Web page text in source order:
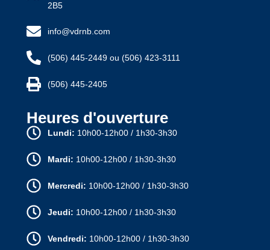
2B5
info@vdrnb.com
(506) 445-2449 ou (506) 423-3111
(506) 445-2405
Heures d'ouverture
Lundi: 10h00-12h00 / 1h30-3h30
Mardi: 10h00-12h00 / 1h30-3h30
Mercredi: 10h00-12h00 / 1h30-3h30
Jeudi: 10h00-12h00 / 1h30-3h30
Vendredi: 10h00-12h00 / 1h30-3h30